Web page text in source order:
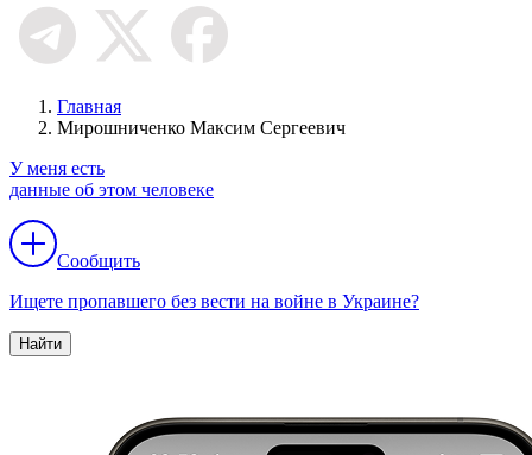
Главная
Мирошниченко Максим Сергеевич
У меня есть
данные об этом человеке
Сообщить
Ищете пропавшего без вести на войне в Украине?
Найти